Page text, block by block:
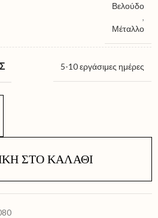
Βελούδο
,
Μέταλλο
5-10 εργάσιμες ημέρες
ΣΤΟ ΚΑΛΆΘΙ